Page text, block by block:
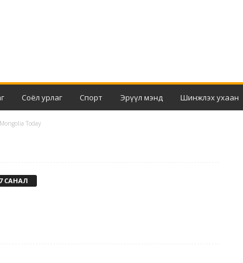
Соёл урлаг Спорт Эрүүл мэнд Шинжлэх ухаан
Today
7 САНАЛ